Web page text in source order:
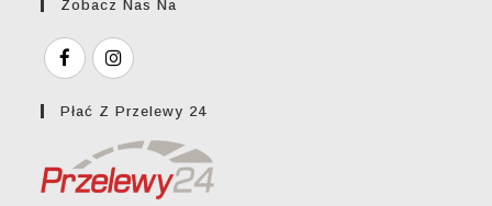
Zobacz Nas Na
Płać Z Przelewy 24